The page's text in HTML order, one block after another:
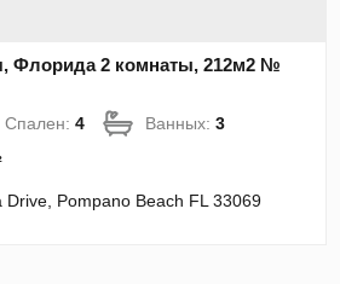
Флорида 2 комнаты, 212м2 №
Спален:4 Ванных:3
Drive, Pompano Beach FL 33069